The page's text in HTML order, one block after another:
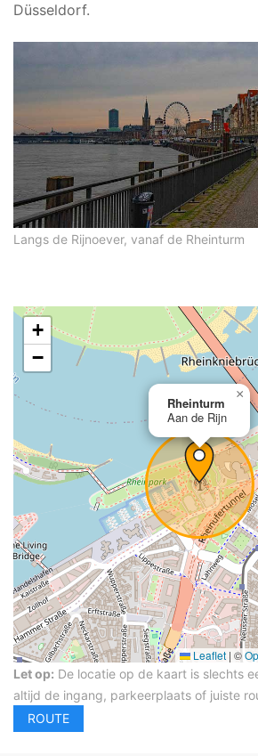
Düsseldorf.
Langs de Rijnoever, vanaf de Rheinturm
Rheinturm
Aan de Rijn
×
+
−
Leaflet | ©
Let op: De locatie op de kaart is slechts
altijd de ingang, parkeerplaats of juiste